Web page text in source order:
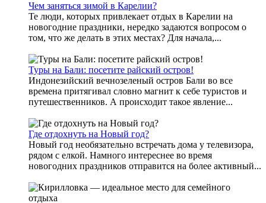
Чем заняться зимой в Карелии?
Те люди, которых привлекает отдых в Карелии на
новогодние праздники, нередко задаются вопросом о
том, что же делать в этих местах? Для начала,...
Туры на Бали: посетите райский остров!
Индонезийский вечнозеленый остров Бали во все
времена притягивал словно магнит к себе туристов и
путешественников. А происходит такое явление...
Где отдохнуть на Новый год?
Новый год необязательно встречать дома у телевизора,
рядом с елкой. Намного интереснее во время
новогодних праздников отправится на более активный...